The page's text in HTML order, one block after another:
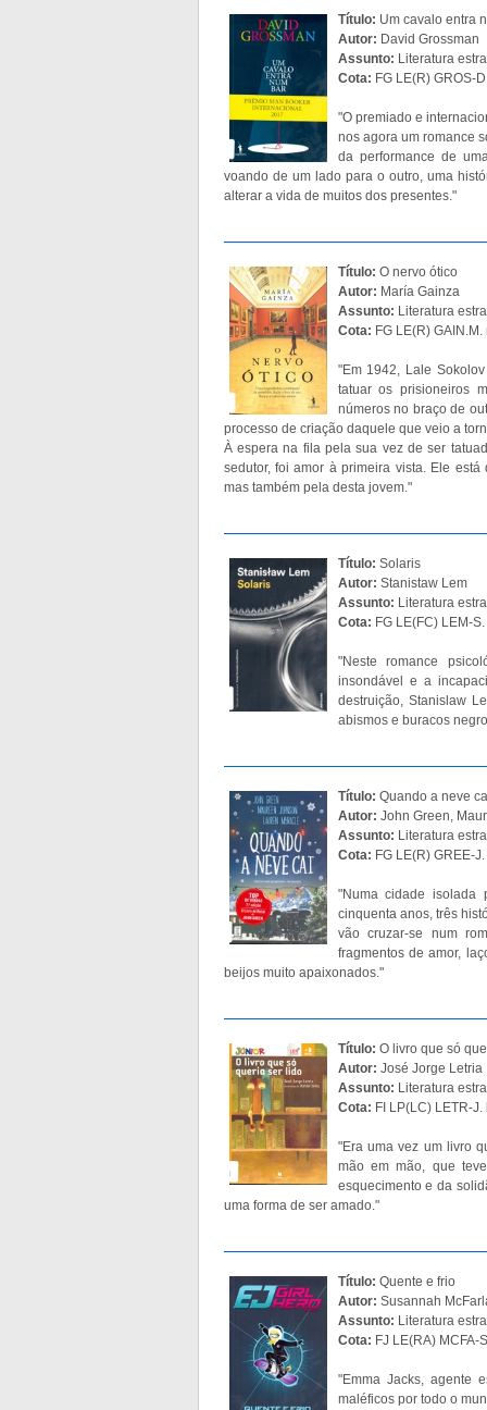
Título: Um cavalo entra
Autor: David Grossman
Assunto: Literatura
Cota: FG LE(R) GROS-
"O premiado e
nos agora um romance
da performance de
voando de um lado para o outro, uma
alterar a vida de muitos dos presentes."
Título: O nervo ótico
Autor: María Gainza
Assunto: Literatura
Cota: FG LE(R) GAIN.M.
"Em 1942, Lale
tatuar os prisioneiros
números no braço de
processo de criação daquele que veio a
À espera na fila pela sua vez de ser
sedutor, foi amor à primeira vista. Ele
mas também pela desta jovem."
Título: Solaris
Autor: Stanistaw Lem
Assunto: Literatura
Cota: FG LE(FC) LEM-
"Neste romance
insondável e a
destruição, Stanislaw
abismos e buracos
Título: Quando a neve
Autor: John Green,
Assunto: Literatura
Cota: FG LE(R) GREE-
"Numa cidade isolada
cinquenta anos, três
vão cruzar-se num
fragmentos de amor,
beijos muito apaixonados."
Título: O livro que só
Autor: José Jorge Letria
Assunto: Literatura
Cota: FI LP(LC) LETR-J.
"Era uma vez um livro
mão em mão, que
esquecimento e da
uma forma de ser amado."
Título: Quente e frio
Autor: Susannah
Assunto: Literatura
Cota: FJ LE(RA) MCFA-
"Emma Jacks, agente
maléficos por todo o